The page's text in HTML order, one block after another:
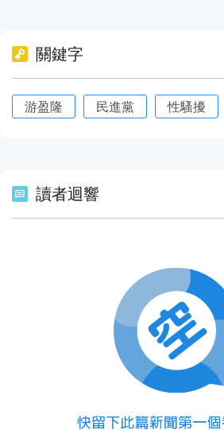
關鍵字
游盈隆 民進黨 性騷擾
讀者迴響